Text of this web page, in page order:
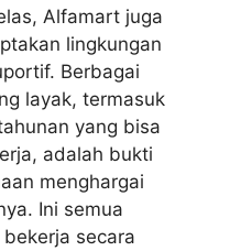
Alfamart juga
lingkungan
Berbagai
layak, termasuk
yang bisa
adalah bukti
menghargai
Ini semua
secara